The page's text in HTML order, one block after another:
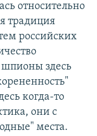
относительно
традиция
российских
шпионы здесь
когда-то
они с
места.